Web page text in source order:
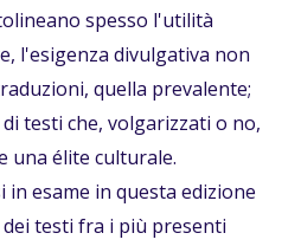
spesso l'utilità
l'esigenza divulgativa non
quella prevalente;
testi che, volgarizzati o no,
una élite culturale.
esame in questa edizione
testi fra i più presenti